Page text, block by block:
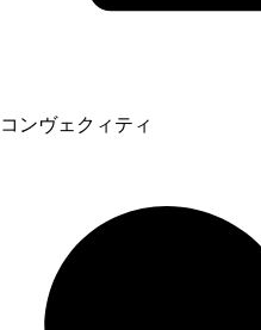
コンヴェクィティ